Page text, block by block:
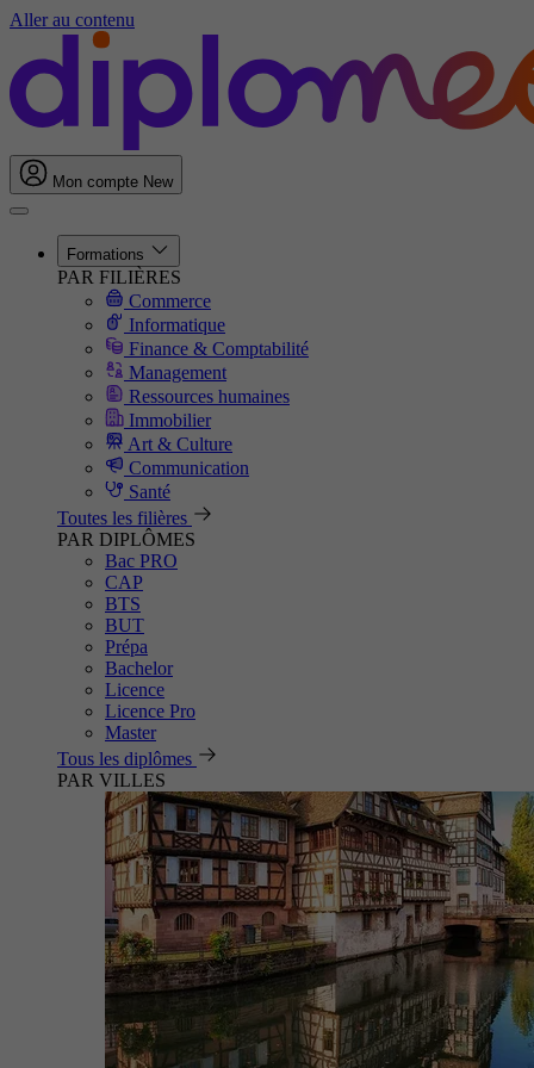
Aller au contenu
Mon compte New
Formations
PAR FILIÈRES
Commerce
Informatique
Finance & Comptabilité
Management
Ressources humaines
Immobilier
Art & Culture
Communication
Santé
Toutes les filières
PAR DIPLÔMES
Bac PRO
CAP
BTS
BUT
Prépa
Bachelor
Licence
Licence Pro
Master
Tous les diplômes
PAR VILLES